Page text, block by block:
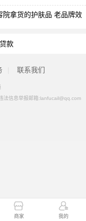
商家 我的
院拿货的护肤品 老品牌效
款
联系我们
法信息举报邮箱:lanfucail@qq.com